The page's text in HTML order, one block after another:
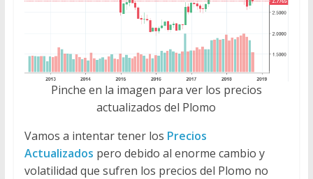
Pinche en la imagen para ver los precios
actualizados del Plomo
Vamos a intentar tener los Precios
Actualizados pero debido al enorme cambio y
volatilidad que sufren los precios del Plomo no